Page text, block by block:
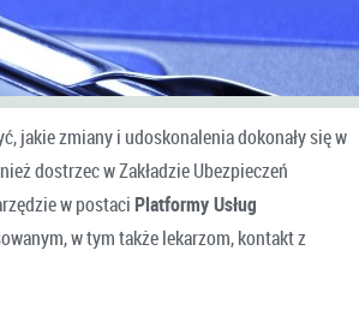
jakie zmiany i udoskonalenia dokonały się w
dostrzec w Zakładzie Ubezpieczeń
w postaci Platformy Usług
w tym także lekarzom, kontakt z